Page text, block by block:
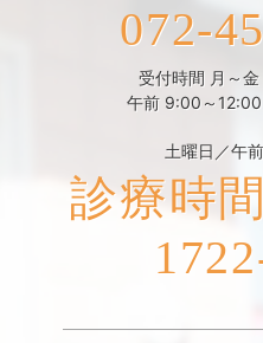
072-
受付時間 月～金
午前 9:00～
土曜日／午
診療時